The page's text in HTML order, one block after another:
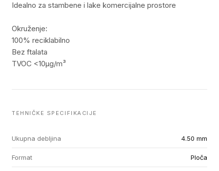
Idealno za stambene i lake komercijalne prostore
Okruženje:
100% reciklabilno
Bez ftalata
TVOC <10µg/m³
TEHNIČKE SPECIFIKACIJE
Ukupna debljina 4.50 mm
Format Ploča